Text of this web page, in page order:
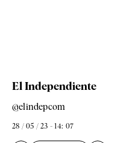
El Independiente
@elindepcom
28 / 05 / 23 - 14: 07